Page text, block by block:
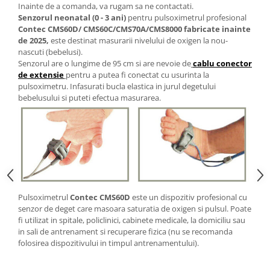
Articole ingrijire copii
Aspiratoare nazale
Pompe de san
Incalzitoare si sterilizatoare
Diverse
Electrocasnice & climatizare
Ventilatoare
Incalzitoare corporale
Electrocasnice mici
Suplimente nutritive
Proteine si aminoacizi
Proteine
Aminoacizi
Tablete energizante
Inainte de a comanda, va rugam sa ne contactati.
Senzorul neonatal (0 - 3 ani) pentru pulsoximetrul profesional
Contec CMS60D/ CMS60C/CMS70A/CMS8000 fabricate inainte
de 2025, este destinat masurarii nivelului de oxigen la nou-
nascuti (bebelusi).
Senzorul are o lungime de 95 cm si are nevoie decablu conector
de extensie pentru a putea fi conectat cu usurinta la
pulsoximetru. Infasurati bucla elastica in jurul degetului
bebelusului si puteti efectua masurarea.
PulsoximetrulContec CMS60D este un dispozitiv profesional cu
senzor de deget care masoara saturatia de oxigen si pulsul. Poate
fi utilizat in spitale, policlinici, cabinete medicale, la domiciliu sau
in sali de antrenament si recuperare fizica (nu se recomanda
folosirea dispozitivului in timpul antrenamentului).